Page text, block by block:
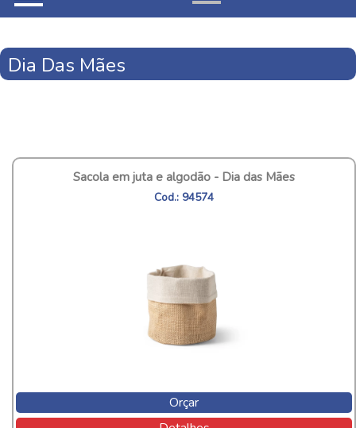
Dia Das Mães
Sacola em juta e algodão - Dia das Mães
Cod.: 94574
Orçar